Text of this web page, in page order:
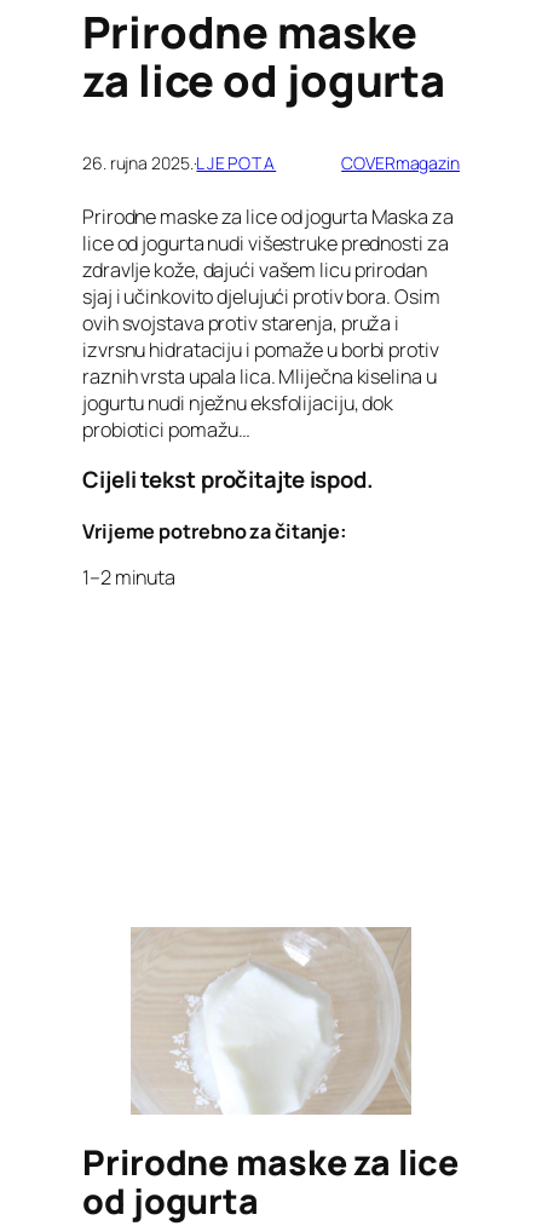
Prirodne maske
za lice od jogurta
26. rujna 2025. ·LJEPOTA COVERmagazin
Prirodne maske za lice od jogurta Maska za
lice od jogurta nudi višestruke prednosti za
zdravlje kože, dajući vašem licu prirodan
sjaj i učinkovito djelujući protiv bora. Osim
ovih svojstava protiv starenja, pruža i
izvrsnu hidrataciju i pomaže u borbi protiv
raznih vrsta upala lica. Mliječna kiselina u
jogurtu nudi nježnu eksfolijaciju, dok
probiotici pomažu…
Cijeli tekst pročitajte ispod.
Vrijeme potrebno za čitanje:
1–2 minuta
Prirodne maske za lice
od jogurta